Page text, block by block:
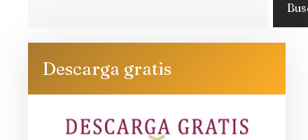
Descarga gratis